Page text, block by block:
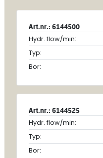
Art.nr.: 6144500
Hydr. flow/min:
Typ:
Bor:
Art.nr.: 6144525
Hydr. flow/min:
Typ:
Bor: